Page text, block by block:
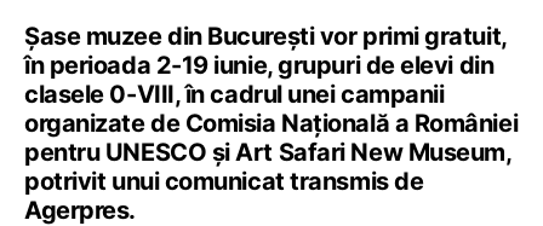
Șase muzee din București vor primi gratuit,
în perioada 2-19 iunie, grupuri de elevi din
clasele 0-VIII, în cadrul unei campanii
organizate de Comisia Națională a României
pentru UNESCO și Art Safari New Museum,
potrivit unui comunicat transmis de
Agerpres.